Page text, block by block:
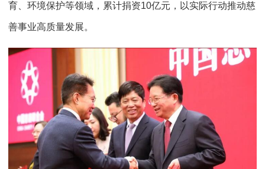
育、环境保护等领域，累计捐资10亿元，以实际行动推动慈
善事业高质量发展。